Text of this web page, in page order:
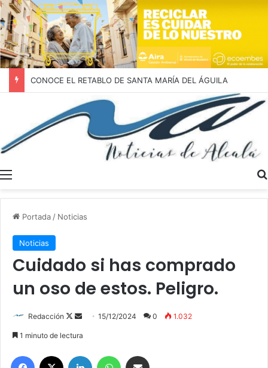
CONOCE EL RETABLO DE SANTA MARÍA DEL ÁGUILA
Portada / Noticias
Noticias
Cuidado si has comprado
un oso de estos. Peligro.
Redacción
F
l d
15/12/2024 0 1.032
1 minuto de lectura